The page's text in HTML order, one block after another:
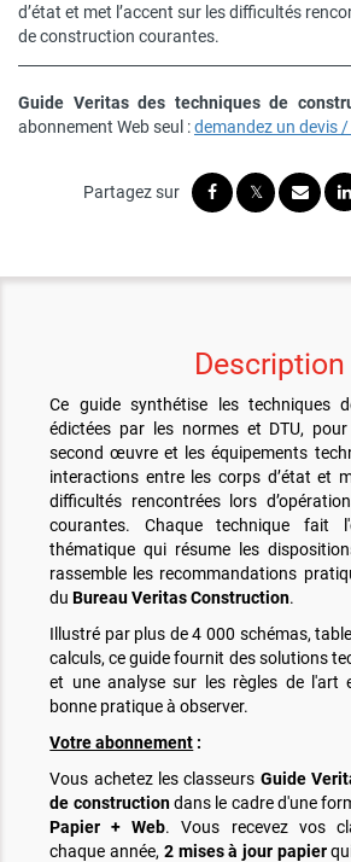
d’état et met l’accent sur les difficultés
de construction courantes.
Guide Veritas des techniques de
abonnement Webseul :demandez un devis
Description
Ce guide synthétise les techniques
édictées par les normes et DTU,
second œuvre et les équipements
interactions entre les corps d’état et
difficultés rencontrées lors
courantes. Chaque technique fait
thématique qui résume les
rassemble les recommandations
duBureau Veritas Construction.
Illustré par plus de 4 000 schémas,
calculs, ce guide fournit des solutions
et une analyse sur les règles de l'art
bonne pratique à observer.
Votre abonnement :
Vous achetez les classeurs Guide
de constructiondans le cadre d'une
Papier + Web. Vous recevez vos
chaque année, 2 mises à jour papier